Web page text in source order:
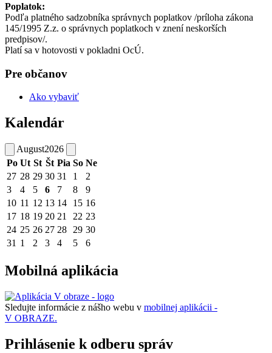
Poplatok:
Podľa platného sadzobníka správnych poplatkov /príloha zákona
145/1995 Z.z. o správnych poplatkoch v znení neskorších
predpisov/.
Platí sa v hotovosti v pokladni OcÚ.
Pre občanov
Ako vybaviť
Kalendár
August2026
Po Ut St Št Pia So Ne
27 28 29 30 31 1
2
3
4 5 6 7 8
9
10 11 12 13 14 15 16
17 18 19 20 21 22 23
24 25 26 27 28 29 30
31 1 2 3 4 5 6
Mobilná aplikácia
Sledujte informácie z nášho webu v mobilnej aplikácii -
V OBRAZE.
Prihlásenie k odberu správ